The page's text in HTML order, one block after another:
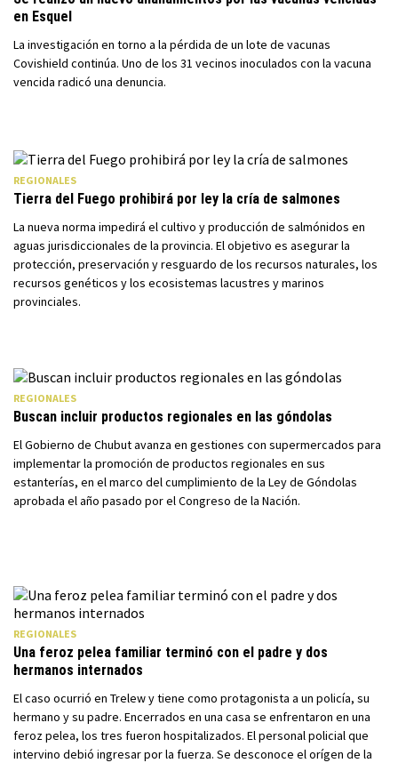
en Esquel
La investigación en torno a la pérdida de un lote de vacunas
Covishield continúa. Uno de los 31 vecinos inoculados con la vacuna
vencida radicó una denuncia.
REGIONALES
Tierra del Fuego prohibirá por ley la cría de salmones
La nueva norma impedirá el cultivo y producción de salmónidos en
aguas jurisdiccionales de la provincia. El objetivo es asegurar la
protección, preservación y resguardo de los recursos naturales, los
recursos genéticos y los ecosistemas lacustres y marinos
provinciales.
REGIONALES
Buscan incluir productos regionales en las góndolas
El Gobierno de Chubut avanza en gestiones con supermercados para
implementar la promoción de productos regionales en sus
estanterías, en el marco del cumplimiento de la Ley de Góndolas
aprobada el año pasado por el Congreso de la Nación.
REGIONALES
Una feroz pelea familiar terminó con el padre y dos
hermanos internados
El caso ocurrió en Trelew y tiene como protagonista a un policía, su
hermano y su padre. Encerrados en una casa se enfrentaron en una
feroz pelea, los tres fueron hospitalizados. El personal policial que
intervino debió ingresar por la fuerza. Se desconoce el orígen de la